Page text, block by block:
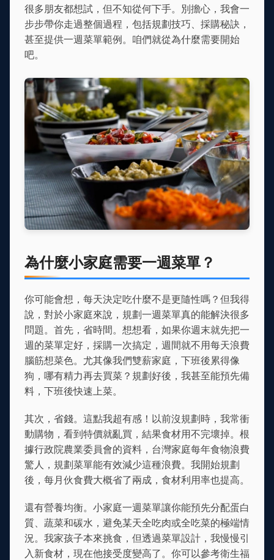
很多朋友都想試，但不知從何下手。別擔心，我會一
步步帶你走過整個過程，包括規劃技巧、採購秘訣，
甚至提供一週菜單範例。咱們就從為什麼需要開始
吧。
為什麼小家庭需要一週菜單？
你可能會想，每天決定吃什麼不是更隨性嗎？但我得
說，對於小家庭來說，規劃一週菜單真的能解決很多
問題。首先，省時間。想想看，如果你週末就先把一
週的菜單定好，採購一次搞定，週間就不用每天浪費
腦筋想菜色。尤其像我們雙薪家庭，下班後累得像
狗，哪有精力再去買菜？規劃好後，我甚至能預先備
料，下班後快速上菜。
其次，省錢。這點我超有感！以前沒規劃時，我常衝
動購物，看到特價就亂買，結果食材用不完壞掉。根
據行政院農業委員會的資料，台灣家庭每年食物浪費
驚人，規劃菜單能有效減少這種浪費。我開始規劃
後，每月伙食費大概省了兩成，食材利用率也提高。
還有營養均衡。小家庭一週菜單讓你能預先分配蛋白
質、蔬菜和碳水，避免某天全吃肉或全吃菜的極端情
況。我家孩子本來挑食，但透過菜單設計，我慢慢引
入新食材，現在他接受度變高了。你可以參考衛生福